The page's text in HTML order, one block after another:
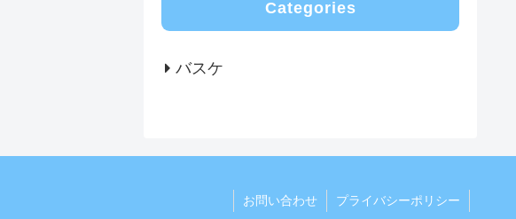
Categories
バスケ
お問い合わせ プライバシーポリシー